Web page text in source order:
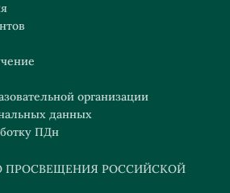
организации
данных
ПДн
ПРОСВЕЩЕНИЯ РОССИЙСКОЙ